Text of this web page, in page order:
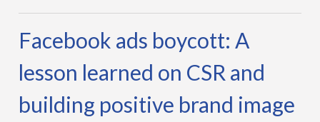
Facebook ads boycott: A
lesson learned on CSR and
building positive brand image